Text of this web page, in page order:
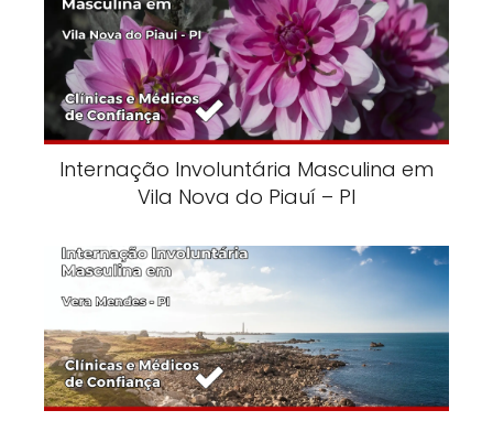
Internação Involuntária Masculina em
Vila Nova do Piauí – PI